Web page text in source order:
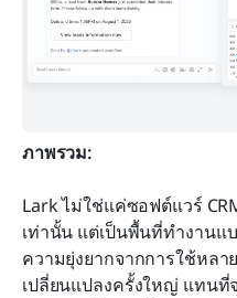
ภาพรวม:
Lark ไม่ใช่แค่ซอฟต์แวร์
เท่านั้น แต่เป็นพื้นที่ทำงาน
ความยุ่งยากจากการใช้หลา